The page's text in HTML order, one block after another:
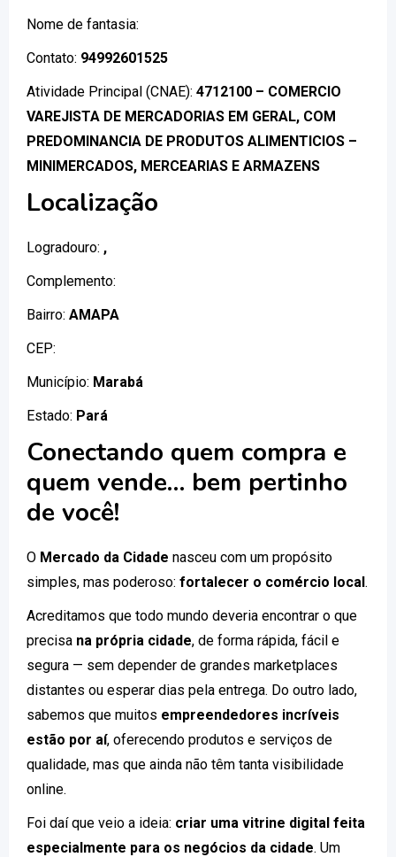
Nome de fantasia:
Contato: 94992601525
Atividade Principal (CNAE): 4712100 – COMERCIO
VAREJISTA DE MERCADORIAS EM GERAL, COM
PREDOMINANCIA DE PRODUTOS ALIMENTICIOS –
MINIMERCADOS, MERCEARIAS E ARMAZENS
Localização
Logradouro: ,
Complemento:
Bairro: AMAPA
CEP:
Município: Marabá
Estado: Pará
Conectando quem compra e
quem vende… bem pertinho
de você!
O Mercado da Cidade nasceu com um propósito
simples, mas poderoso: fortalecer o comércio local.
Acreditamos que todo mundo deveria encontrar o que
precisa na própria cidade, de forma rápida, fácil e
segura — sem depender de grandes marketplaces
distantes ou esperar dias pela entrega. Do outro lado,
sabemos que muitos empreendedores incríveis
estão por aí, oferecendo produtos e serviços de
qualidade, mas que ainda não têm tanta visibilidade
online.
Foi daí que veio a ideia: criar uma vitrine digital feita
especialmente para os negócios da cidade. Um